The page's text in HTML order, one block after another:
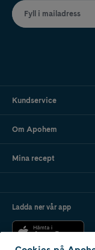
Fyll i mailadress
Kundservice
Om Apohem
Mina recept
Ladda ner vår app